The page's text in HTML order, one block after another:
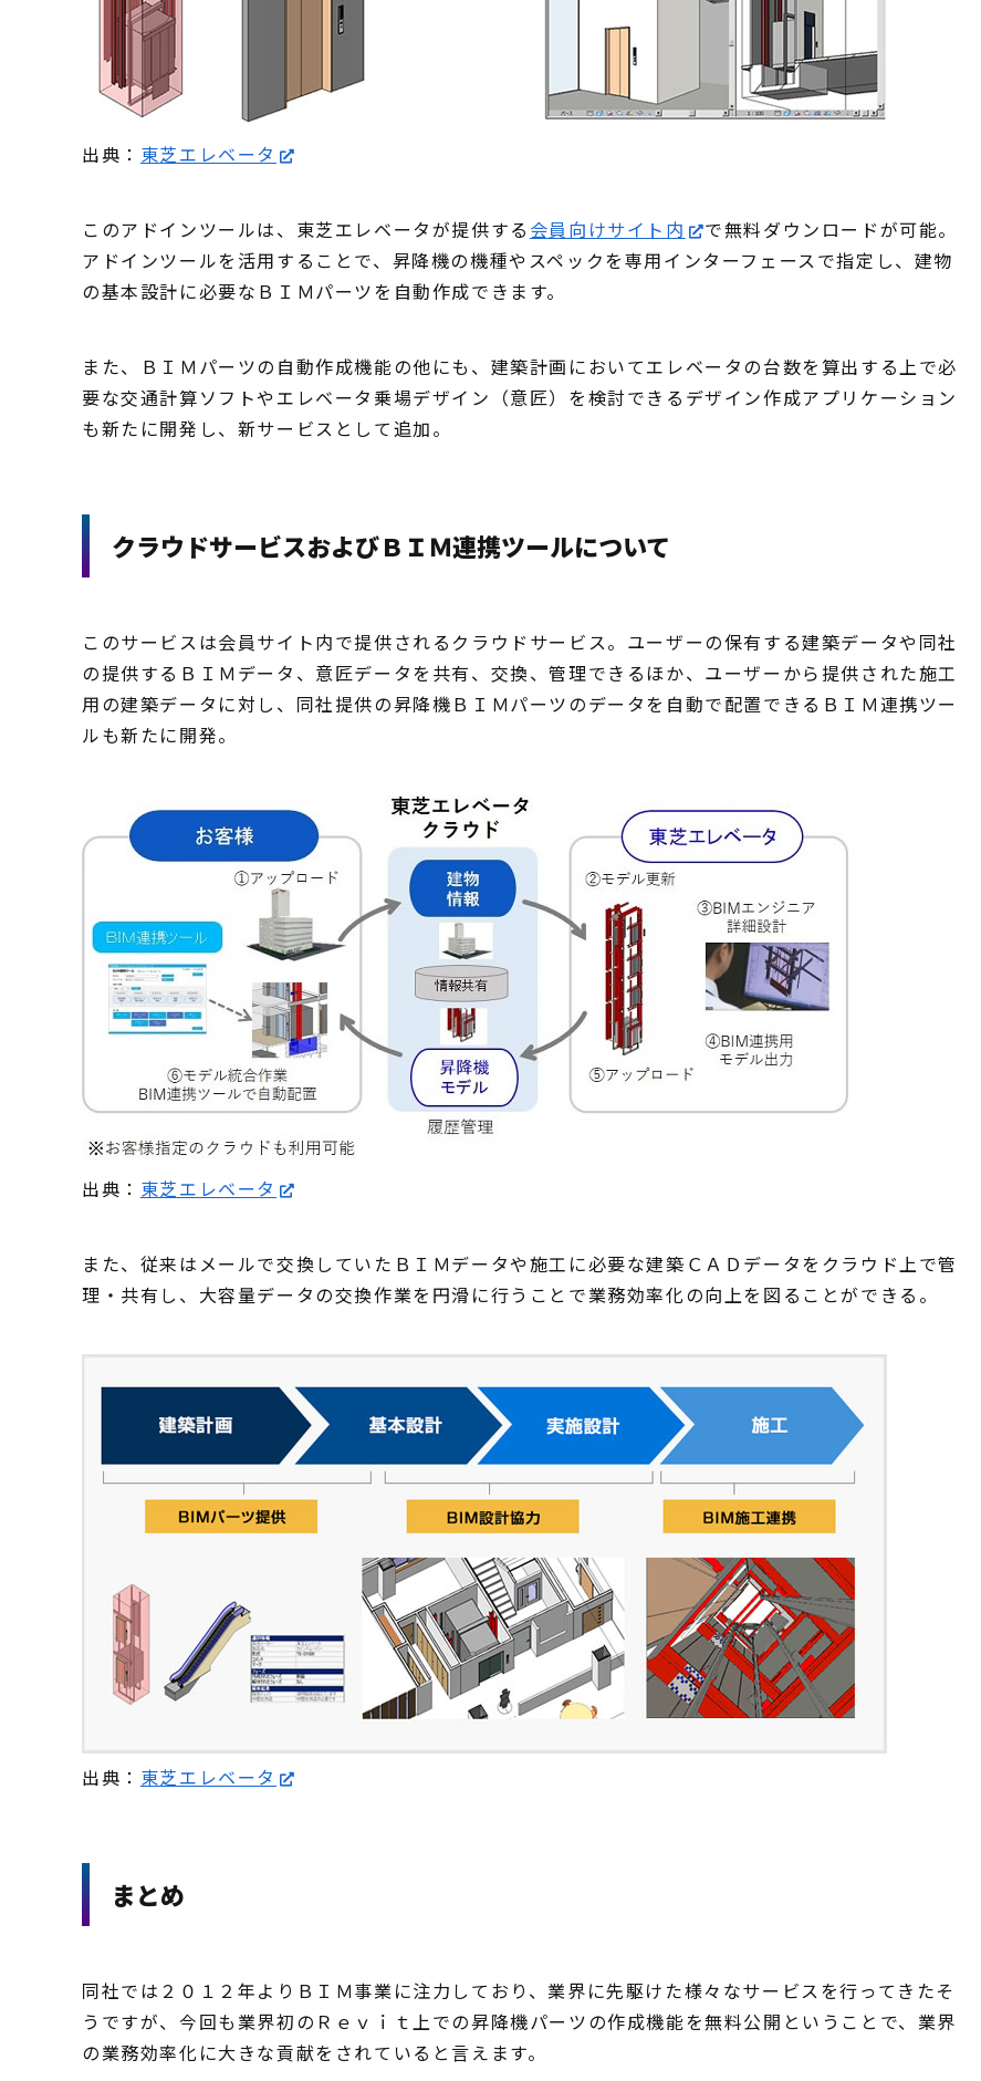
出典： 東芝エレベータ
このアドインツールは、東芝エレベータが提供する 会員向けサイト内
で無料ダウンロードが可能。
アドインツールを活用することで、 昇降機の機種やスペックを専用インターフェースで指定し、建物
の基本設計に必要なＢＩＭパーツを自動作成できます。
また、ＢＩＭパーツの自動作成機能の他にも、建築計画においてエレベータの台数を算出する上で必
要な交通計算ソフトやエレベータ乗場デザイン（意匠）を検討できるデザイン作成アプリケーション
も新たに開発し、新サービスとして追加。
クラウドサービスおよびＢＩＭ連携ツールについて
このサービスは会員サイト内で提供されるクラウドサービス。ユーザーの保有する建築データや同社
の提供するＢＩＭデータ、意匠データを共有、交換、管理できるほか、ユーザーから提供された施工
用の建築データに対し、同社提供の昇降機ＢＩＭパーツのデータを自動で配置できるＢＩＭ連携ツー
ルも新たに開発。
出典： 東芝エレベータ
また、従来はメールで交換していたＢＩＭデータや施工に必要な建築ＣＡＤデータをクラウド上で管
理・共有し、大容量データの交換作業を円滑に行うことで業務効率化の向上を図ることができる。
出典： 東芝エレベータ
まとめ
同社では２０１２年よりＢＩＭ事業に注力しており、業界に先駆けた様々なサービスを行ってきたそ
うですが、今回も業界初のＲｅｖｉｔ上での昇降機パーツの作成機能を無料公開ということで、業界
の業務効率化に大きな貢献をされていると言えます。